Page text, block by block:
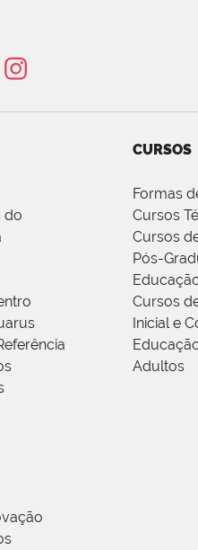
do
CURSOS
Formas
Cursos
Cursos
Pós-
Cursos
Inicial e
Adultos